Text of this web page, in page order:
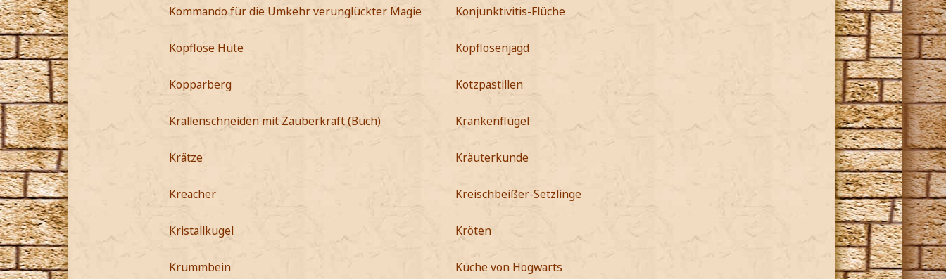
Kommando für die Umkehr verunglückter Magie Konjunktivitis-Flüche
Kopflose Hüte Kopflosenjagd
Kopparberg Kotzpastillen
Krallenschneiden mit Zauberkraft (Buch) Krankenflügel
Krätze Kräuterkunde
Kreacher Kreischbeißer-Setzlinge
Kristallkugel Kröten
Krummbein Küche von Hogwarts